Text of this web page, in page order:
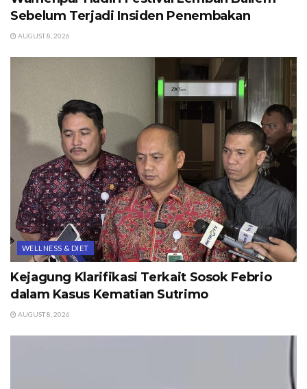
Sebelum Terjadi Insiden Penembakan
AUGUST 8, 2026
WELLNESS & DIET
Kejagung Klarifikasi Terkait Sosok Febrio
dalam Kasus Kematian Sutrimo
AUGUST 8, 2026